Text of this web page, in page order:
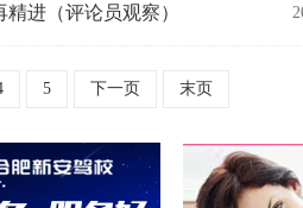
进（评论员观察）
5 下一页 末页